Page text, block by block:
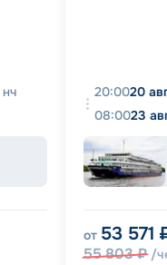
нч
20:0020
08:0023
от 53 571
55 803₽ /